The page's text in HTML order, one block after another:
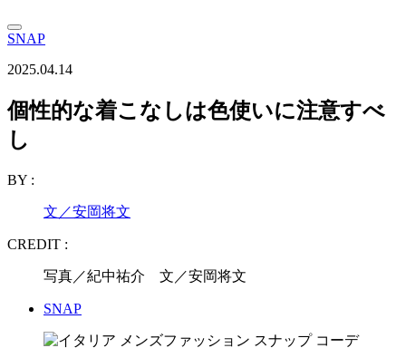
SNAP
2025.04.14
個性的な着こなしは色使いに注意すべ
し
BY :
文／安岡将文
CREDIT :
写真／紀中祐介 文／安岡将文
SNAP